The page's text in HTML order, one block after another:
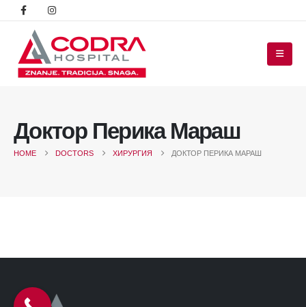
Доктор Перика Мараш
HOME DOCTORS ХИРУРГИЯ ДОКТОР ПЕРИКА МАРАШ